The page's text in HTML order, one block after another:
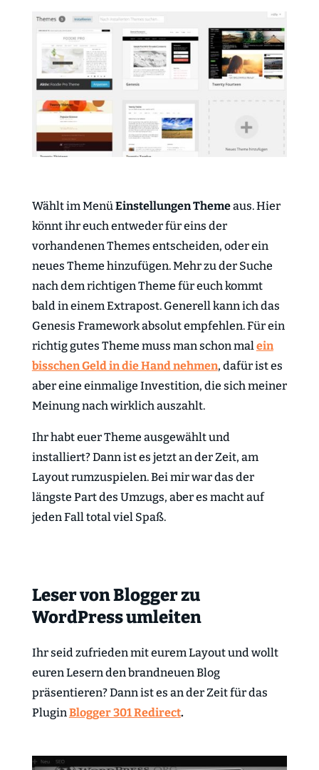
Wählt im MenüEinstellungenThemeaus. Hier
könnt ihr euch entweder für eins der
vorhandenen Themes entscheiden, oder ein
neues Theme hinzufügen. Mehr zu der Suche
nach dem richtigen Theme für euch kommt
bald in einem Extrapost. Generell kann ich das
Genesis Framework absolut empfehlen. Für ein
richtig gutes Theme muss man schon malein
bisschen Geld in die Hand nehmen, dafür ist es
aber eine einmalige Investition, die sich meiner
Meinung nach wirklich auszahlt.
Ihr habt euer Theme ausgewählt und
installiert? Dann ist es jetzt an der Zeit, am
Layout rumzuspielen. Bei mir war das der
längste Part des Umzugs, aber es macht auf
jeden Fall total viel Spaß.
Leser von Blogger zu
WordPress umleiten
Ihr seid zufrieden mit eurem Layout und wollt
euren Lesern den brandneuen Blog
präsentieren? Dann ist es an der Zeit für das
PluginBlogger 301 Redirect.